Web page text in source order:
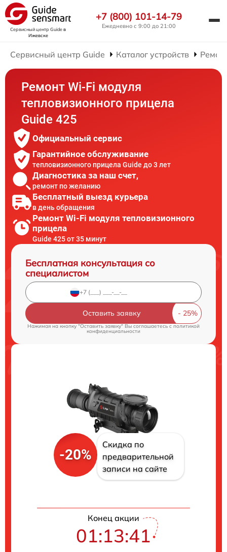
Сервисный центр Guideв
Ижевске
+7 (800) 101-14-79
Ежедневно с 9:00 до 21:00
Сервисный центр Guide Каталог устройств
Ремонт Wi-Fi модуля
тепловизионного прицела
Guide 425
Официальный сервис
Гарантийное обслуживание
тепловизионного прицела Guide до 3 лет
Диагностика за наш счет,
ремонт по желанию
Бесплатный выезд курьера
в день обращения
Ремонт Wi-Fi модуля тепловизионного
прицела
Guide 425 от 35 минут
Бесплатная консультация со
специалистом
Оставить заявку
Нажимая на кнопку "Оставить заявку" Вы соглашаетесь cполитикой
конфиденциальности
-20%
Скидка по
предварительной
записи на сайте
Конец акции
01:13:41